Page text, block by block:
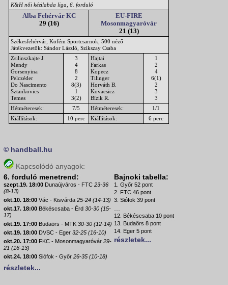
K&H női kézilabda liga, 6. forduló
Alba Fehérvár KC
29 (16)
EU-FIRE
Mosonmagyaróvár
21 (13)
Székesfehérvár, Köfém Sportcsarnok, 500 néző
Játékvezetők: Sándor László, Szikszay Csaba
Zsilinszkajte J.
Mendy
Gorsenyina
Pelczéder
Do Nascimento
Sztankovics
Temes
3
4
8
2
8(3)
1
3(2)
Hajtai
Farkas
Kopecz
Tilinger
Horváth B.
Kovacsicz
Bízik R.
1
2
4
6(1)
2
3
3
Hétméteresek:
7/5 Hétméteresek:
1/1
Kiállítások:
10 perc Kiállítások: 6 perc
© handball.hu
Kapcsolódó anyagok:
6. forduló menetrend:
szept.19. 18:00 Dunaújváros - FTC 23-36
(8-13)
okt.10. 18:00 Vác - Kisvárda 25-24 (14-13)
okt.17. 18:00 Békéscsaba - Érd 30-30 (15-
17)
okt.19. 17:00 Budaörs - MTK 30-30 (12-14)
okt.19. 18:00 DVSC - Eger 32-25 (16-10)
okt.20. 17:00 FKC - Mosonmagyaróvár 29-
21 (16-13)
okt.24. 18:00 Siófok - Győr 26-35 (10-18)
részletek...
Bajnoki tabella:
1. Győr 52 pont
2. FTC 46 pont
3. Siófok 39 pont
12. Békéscsaba 10 pont
13. Budaörs 8 pont
14. Eger 5 pont
részletek...